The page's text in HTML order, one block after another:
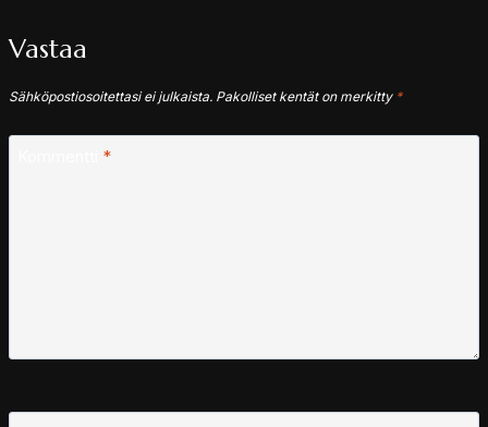
Vastaa
Sähköpostiosoitettasi ei julkaista. Pakolliset kentät on merkitty *
*